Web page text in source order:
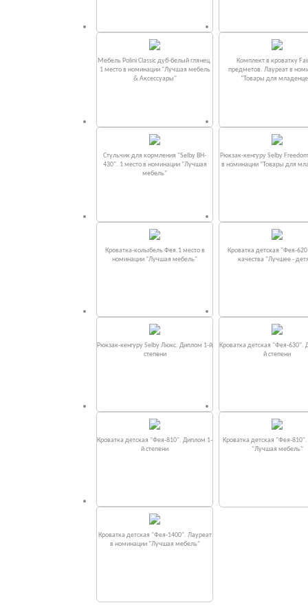
Мебель Polini Classic дуб-белый глянец.
1 место в номинации "Лучшая мебель
& Аксессуары"
Комплект в кроватку
предметов. Лауреат в
“Товары для
Стульчик для кормления "Selby BH-
430". 1 место в номинации "Лучшая
мебель"
Рюкзак-кенгуру Selby
в номинации “Товары для
Кроватка-колыбель Фея.1 место в
номинации "Лучшая мебель"
Кроватка детская "Фея-
качества "Лучшее -
Рюкзак-кенгуру Selby Люкс. Диплом 1-й
степени
Кроватка детская "Фея-630".
й степени
Кроватка детская "Фея-810". Диплом 1-
й степени
Кроватка детская "Фея-
"Лучшая мебель"
Кроватка детская "Фея-1400". Лауреат
в номинации "Лучшая мебель"